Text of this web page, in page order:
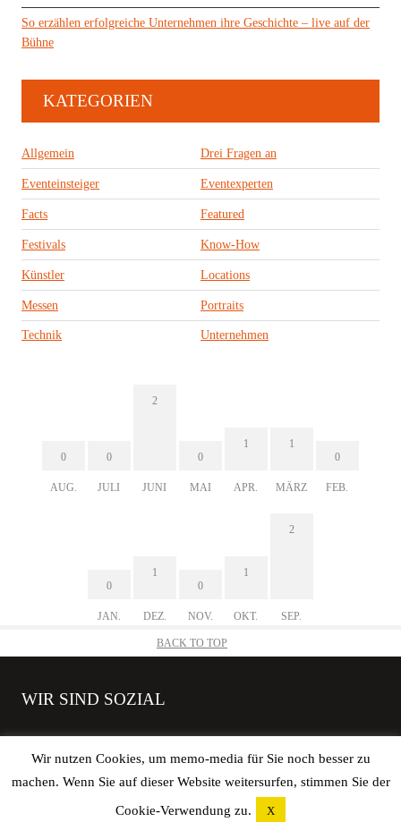
So erzählen erfolgreiche Unternehmen ihre Geschichte – live auf der
Bühne
KATEGORIEN
Allgemein Drei Fragen an
Eventeinsteiger Eventexperten
Facts Featured
Festivals Know-How
Künstler Locations
Messen Portraits
Technik Unternehmen
0
AUG.
0
JULI
2
JUNI
0
MAI
1
APR.
1
MÄRZ
0
FEB.
0
JAN.
1
DEZ.
0
NOV.
1
OKT.
2
SEP.
BACK TO TOP
WIR SIND SOZIAL
Copyright © 2026 elbgoods GmbH | All rights reserved. |
Datenschutz
Wir nutzen Cookies, um memo-media für Sie noch besser zu
machen. Wenn Sie auf dieser Website weitersurfen, stimmen Sie der
Cookie-Verwendung zu.
X